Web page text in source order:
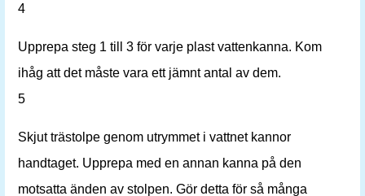
4
Upprepa steg 1 till 3 för varje plast vattenkanna. Kom
ihåg att det måste vara ett jämnt antal av dem.
5
Skjut trästolpe genom utrymmet i vattnet kannor
handtaget. Upprepa med en annan kanna på den
motsatta änden av stolpen. Gör detta för så många